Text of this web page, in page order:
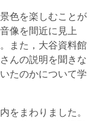
色を楽しむことが
像を間近に見上
また，大谷資料館
んの説明を聞きな
たのかについて学
をまわりました。